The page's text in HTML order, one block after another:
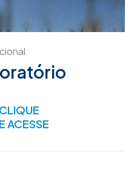
CLIQUE
E ACESSE